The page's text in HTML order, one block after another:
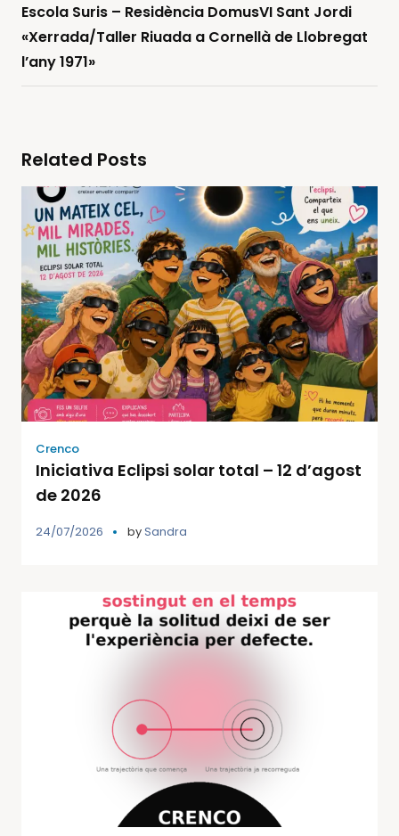
Escola Suris – Residència DomusVI Sant Jordi
«Xerrada/Taller Riuada a Cornellà de Llobregat
l’any 1971»
Related Posts
Crenco
Iniciativa Eclipsi solar total – 12 d’agost
de 2026
24/07/2026 bySandra